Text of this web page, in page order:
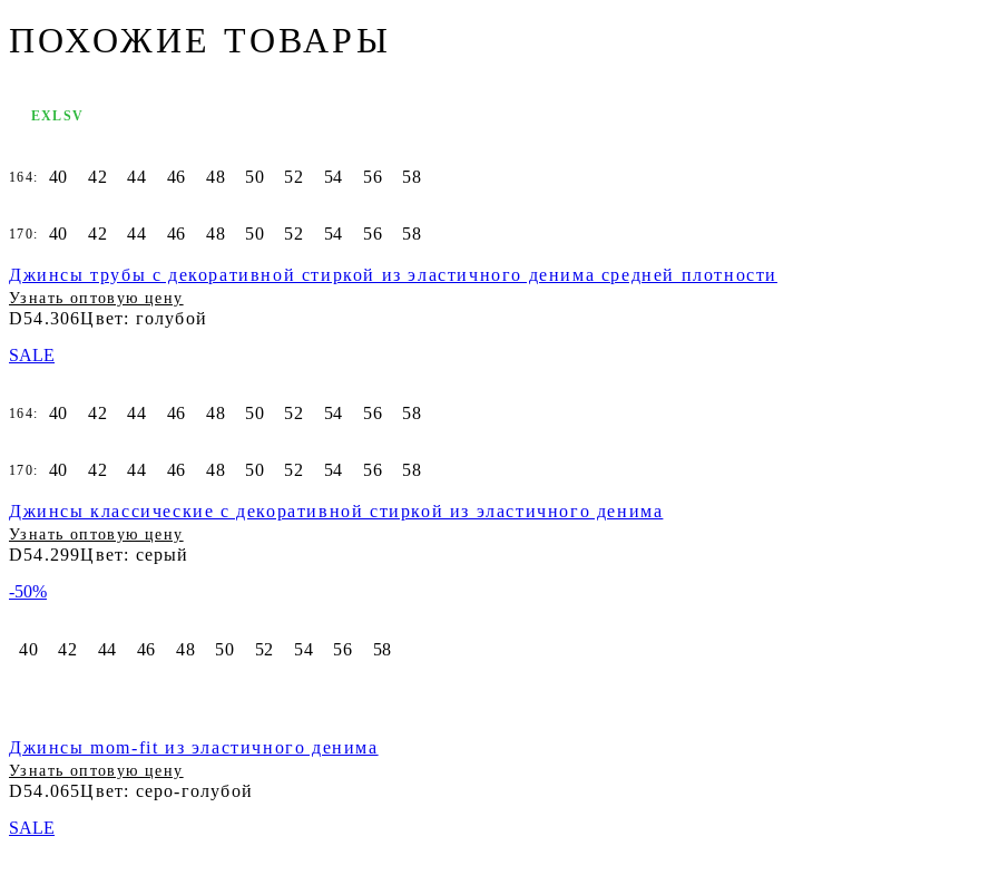
ПОХОЖИЕ ТОВАРЫ
164: 40 42 44 46 48 50 52 54 56 58
170: 40 42 44 46 48 50 52 54 56 58
Джинсы трубы с декоративной стиркой из эластичного денима средней плотности
Узнать оптовую цену
D54.306Цвет: голубой
EXLSV
164: 40 42 44 46 48 50 52 54 56 58
170: 40 42 44 46 48 50 52 54 56 58
Джинсы классические с декоративной стиркой из эластичного денима
Узнать оптовую цену
D54.299Цвет: серый
SALE
40 42 44 46 48 50 52 54 56 58
Джинсы mom-fit из эластичного денима
Узнать оптовую цену
D54.065Цвет: серо-голубой
-50%
SALE